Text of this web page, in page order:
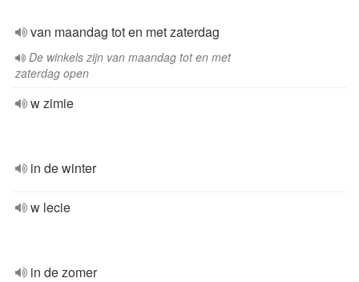
van maandag tot en met zaterdag
De winkels zijn van maandag tot en met
zaterdag open
w zimie
in de winter
w lecie
in de zomer